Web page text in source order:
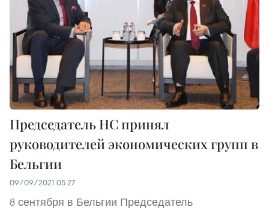
Председатель НС принял
руководителей экономических групп в
Бельгии
09/09/2021 05:27
8 сентября в Бельгии Председатель